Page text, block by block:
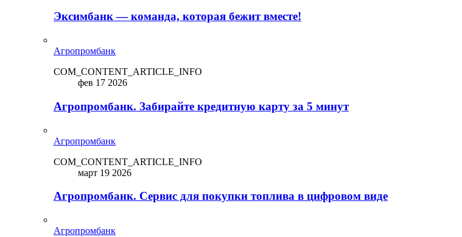
Эксимбанк — команда, которая бежит вместе!
Агропромбанк
COM_CONTENT_ARTICLE_INFO
фев 17 2026
Агропромбанк. Забирайте кредитную карту за 5 минут
Агропромбанк
COM_CONTENT_ARTICLE_INFO
март 19 2026
Агропромбанк. Сервис для покупки топлива в цифровом виде
Агропромбанк